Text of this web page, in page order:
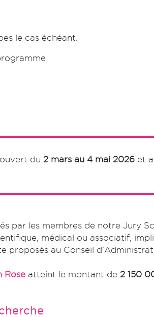
le cas échéant.
du 2 mars au 4 mai 2026 et
par les membres de notre Jury
médical ou associatif,
proposés au Conseil
Rose atteint le montant de 2 150